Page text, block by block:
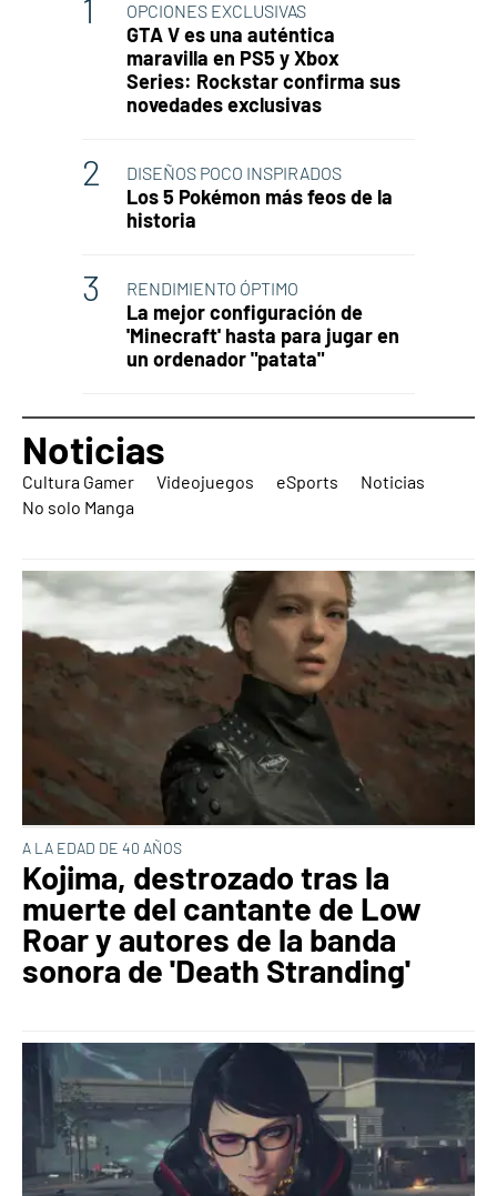
OPCIONES EXCLUSIVAS
GTA V es una auténtica
maravilla en PS5 y Xbox
Series: Rockstar confirma sus
novedades exclusivas
DISEÑOS POCO INSPIRADOS
Los 5 Pokémon más feos de la
historia
RENDIMIENTO ÓPTIMO
La mejor configuración de
'Minecraft' hasta para jugar en
un ordenador "patata"
Noticias
Cultura Gamer Videojuegos eSports
Noticias
No solo Manga
A LA EDAD DE 40 AÑOS
Kojima, destrozado tras la
muerte del cantante de Low
Roar y autores de la banda
sonora de 'Death Stranding'